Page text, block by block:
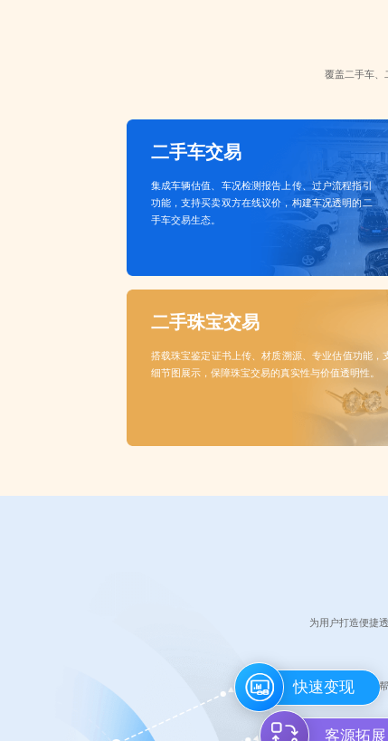
覆盖二手车、
二手车交易
集成车辆估值、车况检测报告上传、过户流程指引
功能，支持买卖双方在线议价，构建车况透明的二
手车交易生态。
二手珠宝交易
搭载珠宝鉴定证书上传、材质溯源、专业估值功能，
细节图展示，保障珠宝交易的真实性与价值透明性。
为用户打造便捷
快速变现
客源拓展